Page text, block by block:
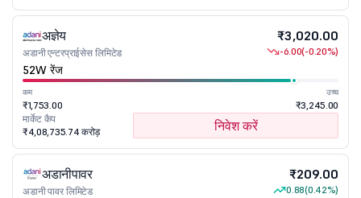
अज्ञेय
अडानी एन्टरप्राईसेस लिमिटेड
₹3,020.00
-6.00(-0.20%)
52W रेंज
कम
₹1,753.00
उच्च
₹3,245.00
मार्केट कैप
₹4,08,735.74 करोड़
निवेश करें
अडानीपावर
अडानी पावर लिमिटेड
₹209.00
0.88(0.42%)